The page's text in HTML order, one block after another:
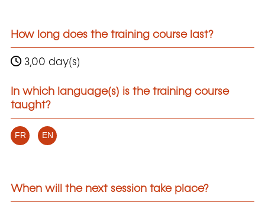
How long does the training course last?
3,00 day(s)
In which language(s) is the training course
taught?
FR EN
When will the next session take place?